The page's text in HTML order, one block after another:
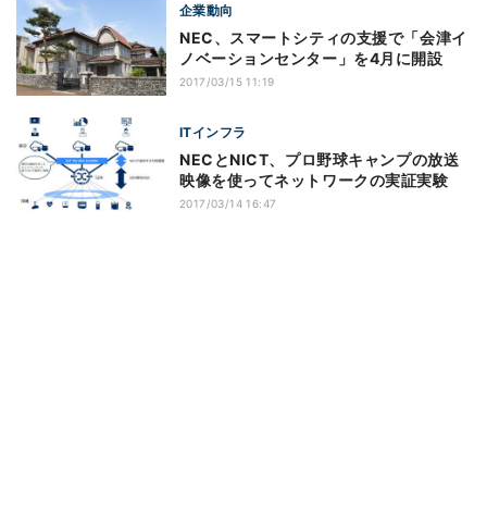
企業動向
NEC、スマートシティの支援で「会津イ
ノベーションセンター」を4月に開設
2017/03/15 11:19
ITインフラ
NECとNICT、プロ野球キャンプの放送
映像を使ってネットワークの実証実験
2017/03/14 16:47